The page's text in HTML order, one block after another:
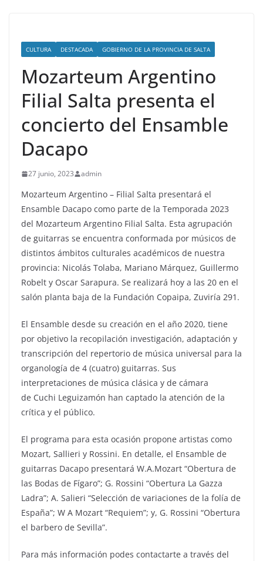
CULTURA DESTACADA GOBIERNO DE LA PROVINCIA DE SALTA
Mozarteum Argentino
Filial Salta presenta el
concierto del Ensamble
Dacapo
27 junio, 2023 admin
Mozarteum Argentino – Filial Salta presentará el
Ensamble Dacapo como parte de la Temporada 2023
del Mozarteum Argentino Filial Salta. Esta agrupación
de guitarras se encuentra conformada por músicos de
distintos ámbitos culturales académicos de nuestra
provincia: Nicolás Tolaba, Mariano Márquez, Guillermo
Robelt y Oscar Sarapura. Se realizará hoy a las 20 en el
salón planta baja de la Fundación Copaipa, Zuviría 291.
El Ensamble desde su creación en el año 2020, tiene
por objetivo la recopilación investigación, adaptación y
transcripción del repertorio de música universal para la
organología de 4 (cuatro) guitarras. Sus
interpretaciones de música clásica y de cámara
de Cuchi Leguizamón han captado la atención de la
crítica y el público.
El programa para esta ocasión propone artistas como
Mozart, Sallieri y Rossini. En detalle, el Ensamble de
guitarras Dacapo presentará W.A.Mozart “Obertura de
las Bodas de Fígaro”; G. Rossini “Obertura La Gazza
Ladra”; A. Salieri “Selección de variaciones de la folía de
España”; W A Mozart “Requiem”; y, G. Rossini “Obertura
el barbero de Sevilla”.
Para más información podes contactarte a través del